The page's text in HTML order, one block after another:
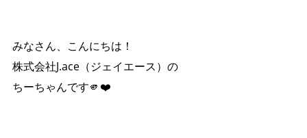
みなさん、こんにちは！
株式会社J.ace（ジェイエース）の
ちーちゃんです🫵❤️